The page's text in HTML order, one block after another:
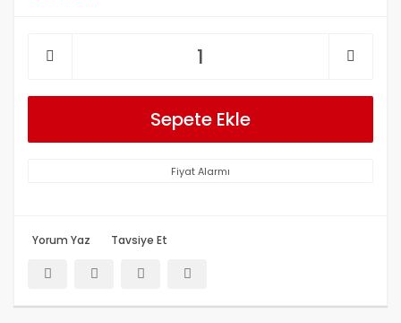
Sepete Ekle
Fiyat Alarmı
Yorum Yaz Tavsiye Et